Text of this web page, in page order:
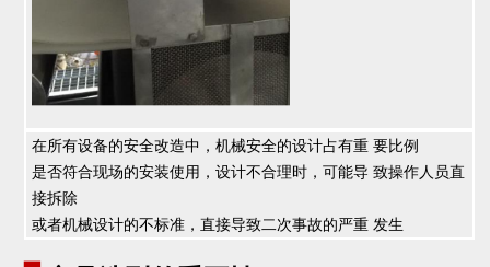
在所有设备的安全改造中，机械安全的设计占有重 要比例
是否符合现场的安装使用，设计不合理时，可能导 致操作人员直
接拆除
或者机械设计的不标准，直接导致二次事故的严重 发生